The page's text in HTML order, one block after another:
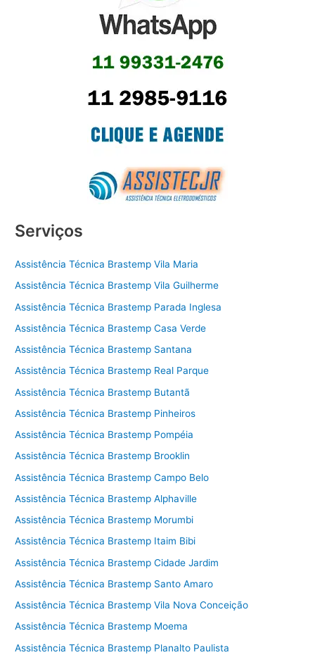
Serviços
Assistência Técnica Brastemp Vila Maria
Assistência Técnica Brastemp Vila Guilherme
Assistência Técnica Brastemp Parada Inglesa
Assistência Técnica Brastemp Casa Verde
Assistência Técnica Brastemp Santana
Assistência Técnica Brastemp Real Parque
Assistência Técnica Brastemp Butantã
Assistência Técnica Brastemp Pinheiros
Assistência Técnica Brastemp Pompéia
Assistência Técnica Brastemp Brooklin
Assistência Técnica Brastemp Campo Belo
Assistência Técnica Brastemp Alphaville
Assistência Técnica Brastemp Morumbi
Assistência Técnica Brastemp Itaim Bibi
Assistência Técnica Brastemp Cidade Jardim
Assistência Técnica Brastemp Santo Amaro
Assistência Técnica Brastemp Vila Nova Conceição
Assistência Técnica Brastemp Moema
Assistência Técnica Brastemp Planalto Paulista